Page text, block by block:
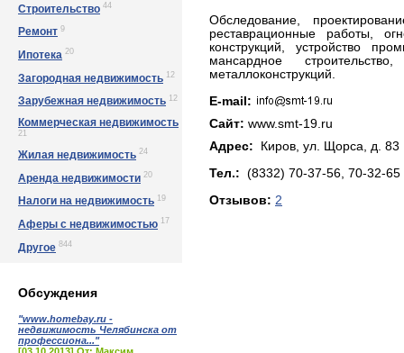
Строительство 44
Ремонт 9
Ипотека 20
Загородная недвижимость 12
Зарубежная недвижимость 12
Коммерческая недвижимость
21
Жилая недвижимость 24
Аренда недвижимости 20
Налоги на недвижимость 19
Аферы с недвижимостью 17
Другое 844
Обсуждения
"www.homebay.ru -
недвижимость Челябинска от
профессиона..."
[03.10.2013] От: Максим
Обследование,
реставрационные работы,
конструкций, устройство
мансардное
металлоконструкций.
E-mail:
Сайт: www.smt-19.ru
Адрес: Киров, yл. Щopca, д. 83
Тел.: (8332) 70-37-56, 70-32-65
Отзывов: 2